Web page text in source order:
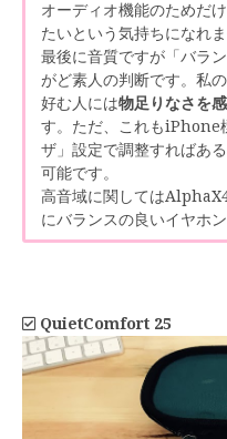
オーディオ機能のためだ
たいという気持ちになれま
最後に音質ですが「バラ
がど素人の判断です。私
好む人には物足りなさを
す。ただ、これもiPhone
ザ」設定で調整すればあ
可能です。
高音域に関しては
にバランスの良いイヤホン
QuietComfort 25